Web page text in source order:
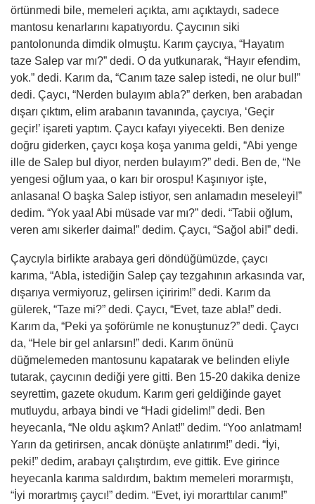
örtünmedi bile, memeleri açıkta, amı açıktaydı, sadece
mantosu kenarlarını kapatıyordu. Çaycının siki
pantolonunda dimdik olmuştu. Karım çaycıya, “Hayatım
taze Salep var mı?” dedi. O da yutkunarak, “Hayır efendim,
yok.” dedi. Karım da, “Canım taze salep istedi, ne olur bul!”
dedi. Çaycı, “Nerden bulayım abla?” derken, ben arabadan
dışarı çıktım, elim arabanın tavanında, çaycıya, ‘Geçir
geçir!’ işareti yaptım. Çaycı kafayı yiyecekti. Ben denize
doğru giderken, çaycı koşa koşa yanıma geldi, “Abi yenge
ille de Salep bul diyor, nerden bulayım?” dedi. Ben de, “Ne
yengesi oğlum yaa, o karı bir orospu! Kaşınıyor işte,
anlasana! O başka Salep istiyor, sen anlamadın meseleyi!”
dedim. “Yok yaa! Abi müsade var mı?” dedi. “Tabii oğlum,
veren amı sikerler daima!” dedim. Çaycı, “Sağol abi!” dedi.
Çaycıyla birlikte arabaya geri döndüğümüzde, çaycı
karıma, “Abla, istediğin Salep çay tezgahının arkasında var,
dışarıya vermiyoruz, gelirsen içiririm!” dedi. Karım da
gülerek, “Taze mi?” dedi. Çaycı, “Evet, taze abla!” dedi.
Karım da, “Peki ya şoförümle ne konuştunuz?” dedi. Çaycı
da, “Hele bir gel anlarsın!” dedi. Karım önünü
düğmelemeden mantosunu kapatarak ve belinden eliyle
tutarak, çaycının dediği yere gitti. Ben 15-20 dakika denize
seyrettim, gazete okudum. Karım geri geldiğinde gayet
mutluydu, arbaya bindi ve “Hadi gidelim!” dedi. Ben
heyecanla, “Ne oldu aşkım? Anlat!” dedim. “Yoo anlatmam!
Yarın da getirirsen, ancak dönüşte anlatırım!” dedi. “İyi,
peki!” dedim, arabayı çalıştırdım, eve gittik. Eve girince
heyecanla karıma saldırdım, baktım memeleri morarmıştı,
“İyi morartmış çaycı!” dedim. “Evet, iyi morarttılar canım!”